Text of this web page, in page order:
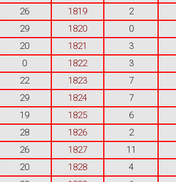
26 1819 2
29 1820 0
20 1821 3
0 1822 3
22 1823 7
29 1824 7
19 1825 6
28 1826 2
26 1827 11
20 1828 4